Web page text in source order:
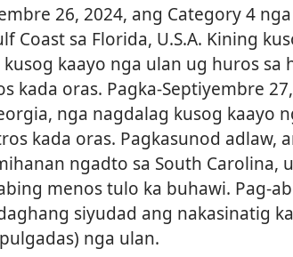
26, 2024, ang Category 4
Coast sa Florida, U.S.A. Kining
kaayo nga ulan ug huros sa
kada oras. Pagka-Septiyembre
nga nagdalag kusog kaayo
kada oras. Pagkasunod adlaw,
ngadto sa South Carolina,
menos tulo ka buhawi. Pag-
siyudad ang nakasinatig
nga ulan.